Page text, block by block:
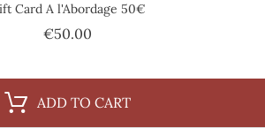
Card A l'Abordage 50€
€50.00Price
ADD TO CART